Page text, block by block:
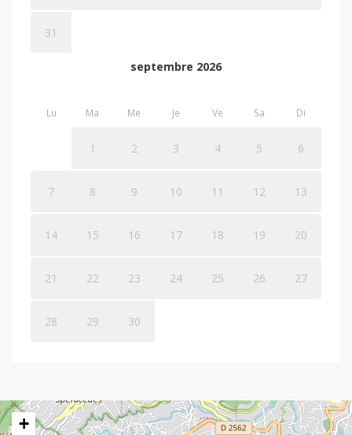
31
septembre 2026
Lu Ma Me Je Ve Sa Di
1 2 3 4 5 6
7 8 9 10 11 12 13
14 15 16 17 18 19 20
21 22 23 24 25 26 27
28 29 30
+